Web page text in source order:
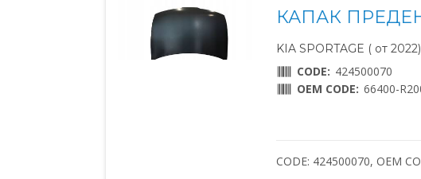
КАПАК
KIA SPORTAGE ( от 2022)
CODE: 424500070
OEM CODE: 66400-
CODE: 424500070, OEM